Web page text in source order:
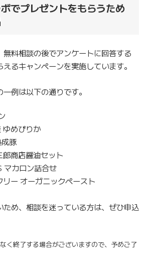
でプレゼントをもらうため
料相談の後でアンケートに回答する
るキャンペーンを実施しています。
例は以下の通りです。
ゆめぴりか
豚
商店醤油セット
マカロン詰合せ
ー オーガニックペースト
ため、相談を迷っている方は、ぜひ申込
く終了する場合がございますので、予めご了